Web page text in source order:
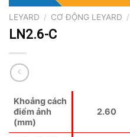
LEYARD / CƠ ĐỘNG LEYARD /
LN2.6-C
Khoảng cách
điểm ảnh
(mm)
2.60